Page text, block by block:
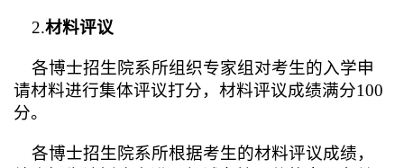
2.材料评议
各博士招生院系所组织专家组对考生的入学申
请材料进行集体评议打分，材料评议成绩满分100
分。
各博士招生院系所根据考生的材料评议成绩，